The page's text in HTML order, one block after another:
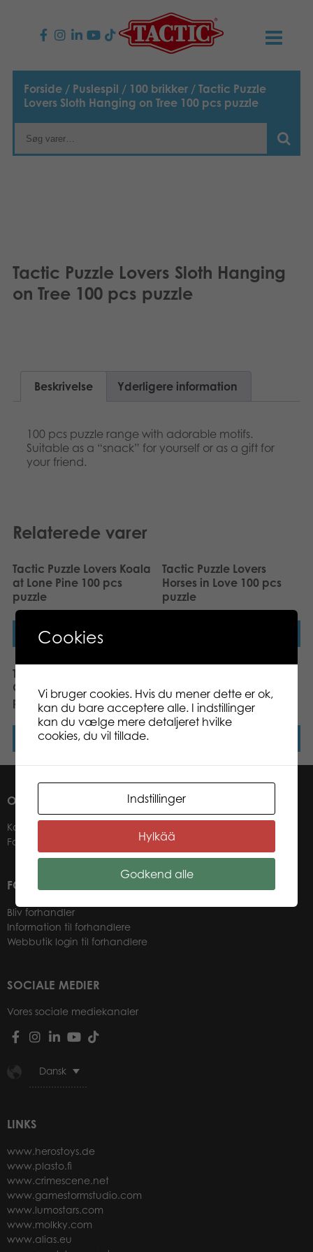
PRODUKTER
Børnespil
Legetøj
TACTIC
Media
English
Français
Polski
Forside / Puslespil / 100 brikker / Tactic Puzzle
Lovers Sloth Hanging on Tree 100 pcs puzzle
Tactic Puzzle Lovers Sloth Hanging
on Tree 100 pcs puzzle
Beskrivelse Yderligere information
100 pcs puzzle range with adorable motifs.
Suitable as a “snack” for yourself or as a gift for
your friend.
Relaterede varer
Tactic Puzzle Lovers Koala
at Lone Pine 100 pcs
puzzle
Læs mere
Tactic Puzzle Lovers
Horses in Love 100 pcs
puzzle
Tactic Puzzle Lovers
Group of Cute Dogs 100
pcs puzzle
Læs mere
Kitten and Sleepy Dog
100 pcs puzzle
OM OS
Kontakter
Forhandlere
FOR VORES FORHANDLERE
Bliv forhandler
Information til forhandlere
Webbutik login til forhandlere
SOCIALE MEDIER
Vores sociale mediekanaler
Dansk
LINKS
www.herostoys.de
www.plasto.fi
www.crimescene.net
www.gamestormstudio.com
www.lumostars.com
www.molkky.com
www.alias.eu
Cookies
Vi bruger cookies. Hvis du mener dette er ok,
kan du bare acceptere alle. I indstillinger
kan du vælge mere detaljeret hvilke
cookies, du vil tillade.
Indstillinger
Hylkää
Godkend alle